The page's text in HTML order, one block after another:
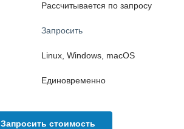
Рассчитывается по запросу
Запросить
Linux, Windows, macOS
Единовременно
Запросить стоимость